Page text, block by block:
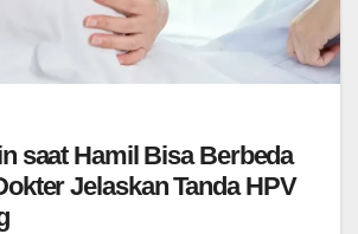
saat Hamil Bisa Berbeda
Jelaskan Tanda HPV